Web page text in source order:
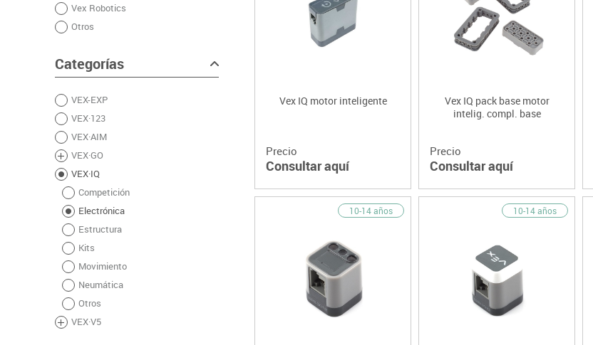
Plastifica, encuaderna, destruye
Papel y manipulados
Vex Robotics
Otros
Categorías
VEX-EXP
VEX·123
VEX·AIM
VEX·GO
VEX·IQ
Competición
Electrónica
Estructura
Kits
Movimiento
Neumática
Otros
VEX·V5
Vex IQ motor inteligente
Precio
Consultar aquí
Vex IQ pack base motor
intelig. compl. base
Precio
Consultar aquí
10-14 años 10-14 años